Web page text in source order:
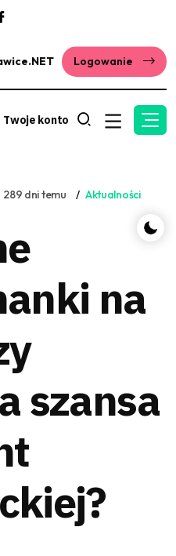
Logowanie
Twoje konto
289 dni temu Aktualności
na
szansa